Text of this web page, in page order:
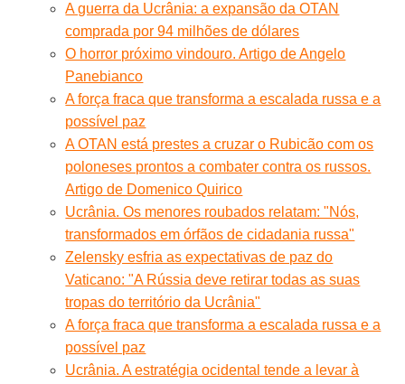
A guerra da Ucrânia: a expansão da OTAN
comprada por 94 milhões de dólares
O horror próximo vindouro. Artigo de Angelo
Panebianco
A força fraca que transforma a escalada russa e a
possível paz
A OTAN está prestes a cruzar o Rubicão com os
poloneses prontos a combater contra os russos.
Artigo de Domenico Quirico
Ucrânia. Os menores roubados relatam: "Nós,
transformados em órfãos de cidadania russa"
Zelensky esfria as expectativas de paz do
Vaticano: "A Rússia deve retirar todas as suas
tropas do território da Ucrânia"
A força fraca que transforma a escalada russa e a
possível paz
Ucrânia. A estratégia ocidental tende a levar à